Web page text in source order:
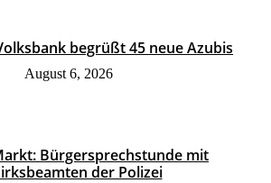
begrüßt 45 neue Azubis
August 6, 2026
Bürgersprechstunde mit
der Polizei